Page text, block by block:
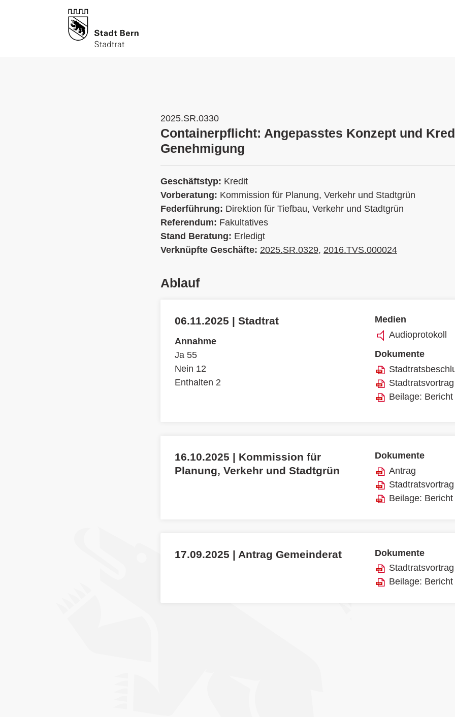
2025.SR.0330
Containerpflicht: Angepasstes Konzept und
Genehmigung
Geschäftstyp: Kredit
Vorberatung: Kommission für Planung, Verkehr und Stadtgrün
Federführung: Direktion für Tiefbau, Verkehr und Stadtgrün
Referendum: Fakultatives
Stand Beratung: Erledigt
Verknüpfte Geschäfte: 2025.SR.0329, 2016.TVS.000024
Ablauf
06.11.2025 | Stadtrat
Annahme
Ja 55
Nein 12
Enthalten 2
Medien
Audioprotokoll
Dokumente
Stadtratsvortrag
Beilage: Bericht
16.10.2025 | Kommission für
Planung, Verkehr und Stadtgrün
Dokumente
Antrag
Stadtratsvortrag
Beilage: Bericht
17.09.2025 | Antrag Gemeinderat
Dokumente
Stadtratsvortrag
Beilage: Bericht